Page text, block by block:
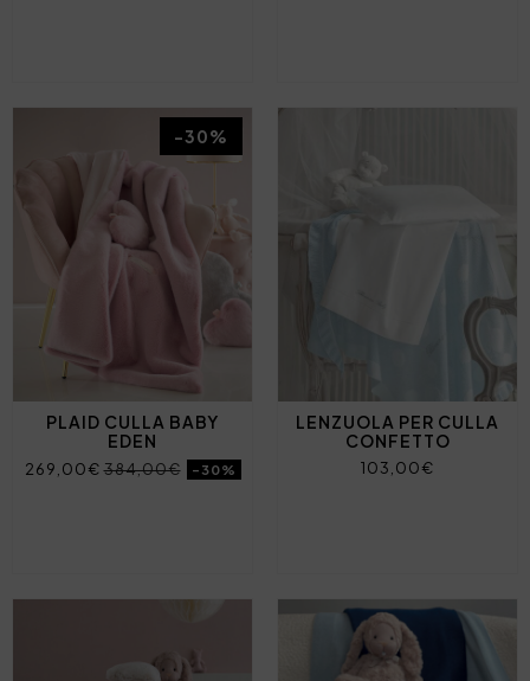
PLAID CULLA BABY
EDEN
269,00€384,00€ -30%
-30%
LENZUOLA PER CULLA
CONFETTO
103,00€